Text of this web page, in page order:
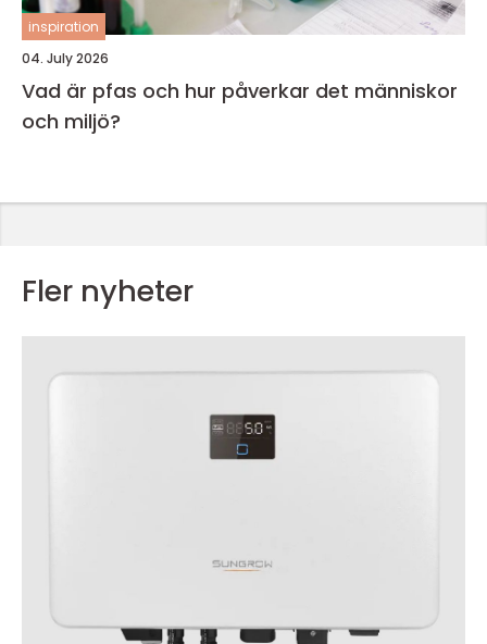
inspiration
04. July 2026
Vad är pfas och hur påverkar det människor
och miljö?
Fler nyheter